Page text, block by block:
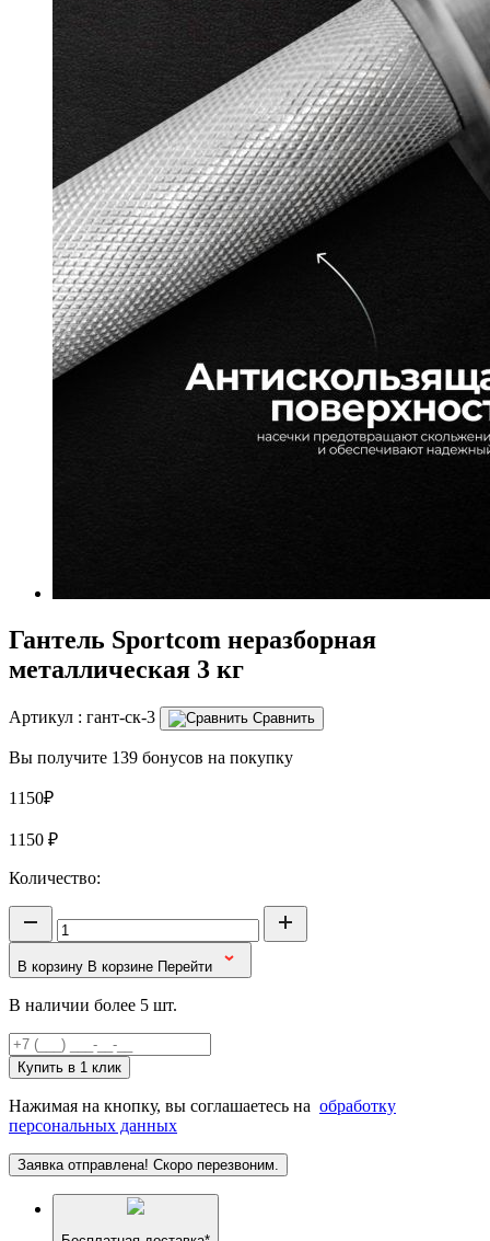
Гантель Sportcom неразборная
металлическая 3 кг
Артикул : гант-ск-3 Сравнить
Вы получите 139 бонусов на покупку
1150₽
1150 ₽
Количество:
В корзину В корзине Перейти
В наличии более 5 шт.
Купить в 1 клик
Нажимая на кнопку, вы соглашаетесь на обработку
персональных данных
Заявка отправлена! Скоро перезвоним.